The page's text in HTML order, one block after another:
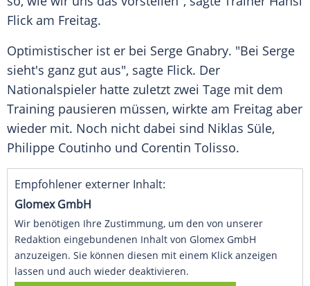
Flick am Freitag.
Optimistischer ist er bei Serge Gnabry. "Bei Serge
sieht's ganz gut aus", sagte Flick. Der
Nationalspieler hatte zuletzt zwei Tage mit dem
Training pausieren müssen, wirkte am Freitag aber
wieder mit. Noch nicht dabei sind Niklas Süle,
Philippe Coutinho und Corentin Tolisso.
Empfohlener externer Inhalt:
Glomex GmbH
Wir benötigen Ihre Zustimmung, um den von unserer
Redaktion eingebundenen Inhalt von Glomex GmbH
anzuzeigen. Sie können diesen mit einem Klick anzeigen
lassen und auch wieder deaktivieren.